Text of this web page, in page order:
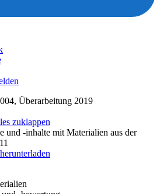
Überarbeitung 2019
zuklappen
und -inhalte mit Materialien aus der